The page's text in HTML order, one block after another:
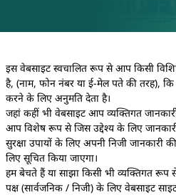
इस वेबसाइट स्वचालित रूप से आप किसी
है, (नाम, फोन नंबर या ई-मेल पते की तरह),
करने के लिए अनुमति देता है।
जहां कहीं भी वेबसाइट आप व्यक्तिगत
आप विशेष रूप से जिस उद्देश्य के लिए जानकारी
सुरक्षा उपायों के लिए अपनी निजी जानकारी
लिए सूचित किया जाएगा।
हम बेचते हैं या साझा किसी भी व्यक्तिगत रूप
पक्ष (सार्वजनिक / निजी) के लिए वेबसाइट